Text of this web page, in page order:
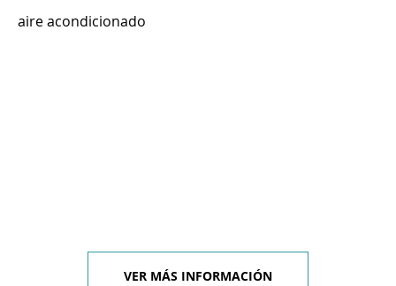
aire acondicionado
VER MÁS INFORMACIÓN